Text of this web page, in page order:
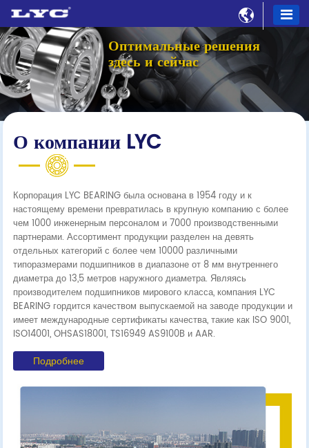

Оптимальные решения
здесь и сейчас
О компании LYC
Корпорация LYC BEARING была основана в 1954 году и к
настоящему времени превратилась в крупную компанию с более
чем 1000 инженерным персоналом и 7000 производственными
партнерами. Ассортимент продукции разделен на девять
отдельных категорий с более чем 10000 различными
типоразмерами подшипников в диапазоне от 8 мм внутреннего
диаметра до 13,5 метров наружного диаметра. Являясь
производителем подшипников мирового класса, компания LYC
BEARING гордится качеством выпускаемой на заводе продукции и
имеет международные сертификаты качества, такие как ISO 9001,
ISO14001, OHSAS18001, TS16949 AS9100B и AAR.
Подробнее